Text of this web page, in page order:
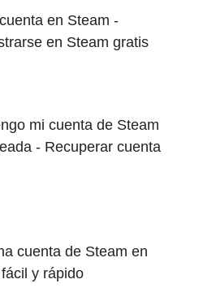
en Steam -
en Steam gratis
mi cuenta de Steam
- Recuperar cuenta
cuenta de Steam en
y rápido